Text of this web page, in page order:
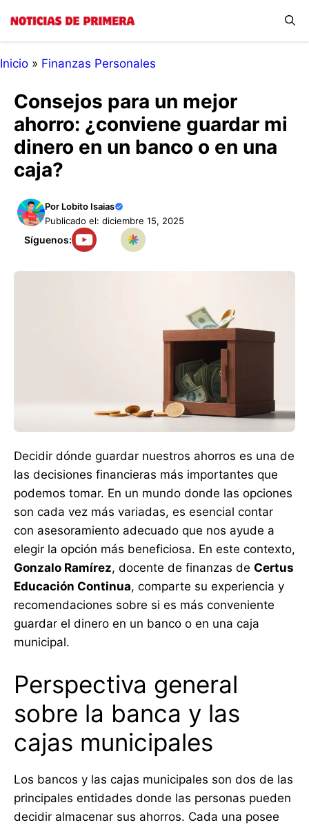
contenido
Inicio » Finanzas Personales
Consejos para un mejor
ahorro: ¿conviene guardar mi
dinero en un banco o en una
caja?
Por Lobito Isaias
Publicado el: diciembre 15, 2025
Síguenos:
Decidir dónde guardar nuestros ahorros es una de
las decisiones financieras más importantes que
podemos tomar. En un mundo donde las opciones
son cada vez más variadas, es esencial contar
con asesoramiento adecuado que nos ayude a
elegir la opción más beneficiosa. En este contexto,
Gonzalo Ramírez, docente de finanzas de Certus
Educación Continua, comparte su experiencia y
recomendaciones sobre si es más conveniente
guardar el dinero en un banco o en una caja
municipal.
Perspectiva general
sobre la banca y las
cajas municipales
Los bancos y las cajas municipales son dos de las
principales entidades donde las personas pueden
decidir almacenar sus ahorros. Cada una posee